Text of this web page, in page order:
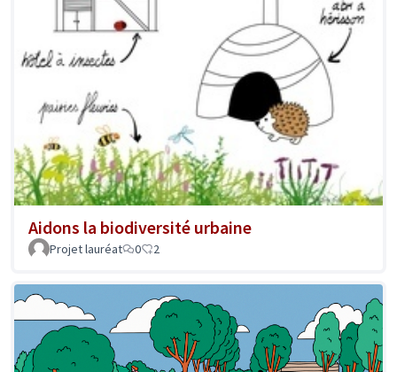
Aidons la biodiversité urbaine
Projet lauréat 0 2